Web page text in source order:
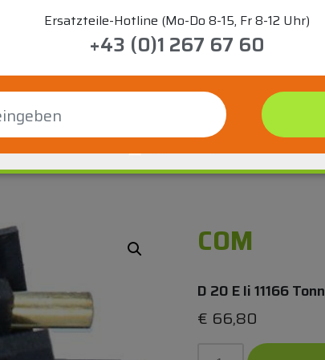
Ersatzteile-Hotline (Mo-Do 8-15, Fr 8-12 Uhr)
+43 (0)1 267 67 60
COM
D 20 E Ii 11166
€ 66,80